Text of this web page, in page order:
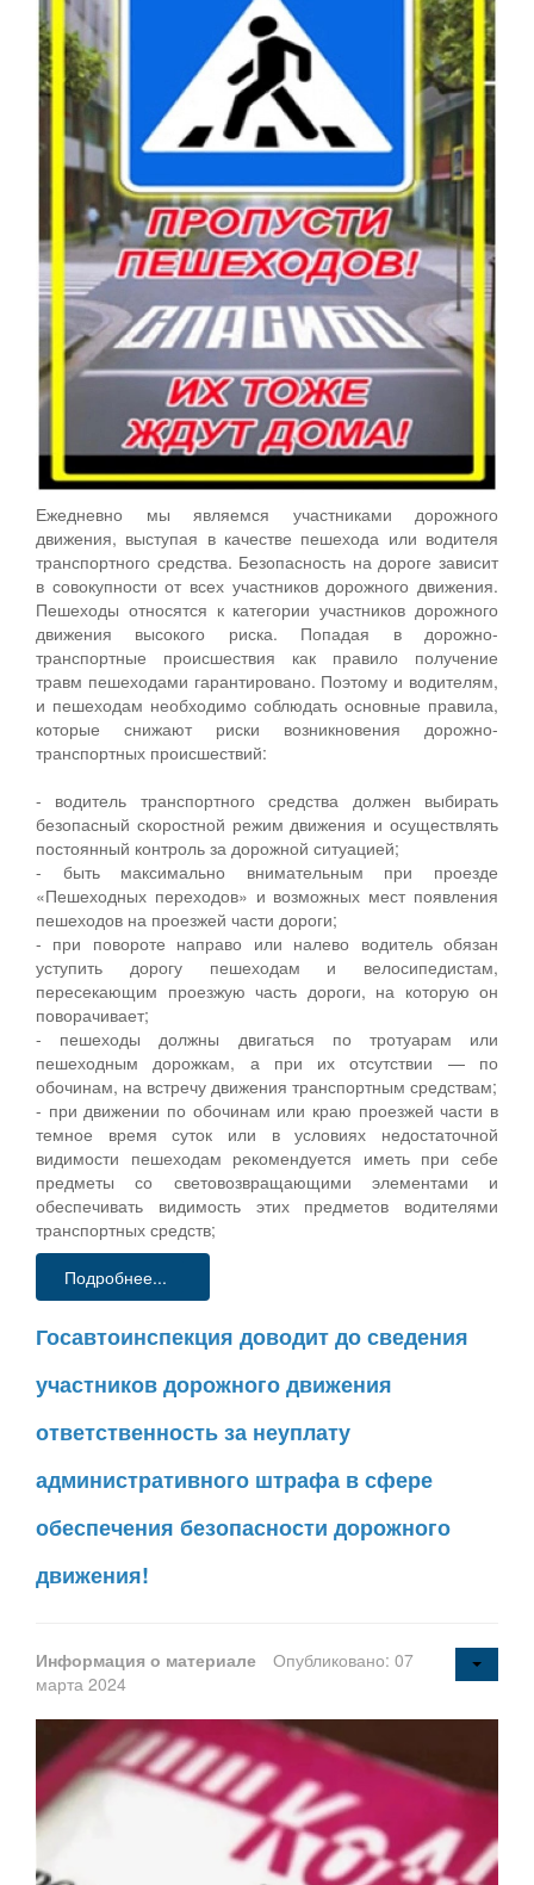
Ежедневно мы являемся участниками дорожного
движения, выступая в качестве пешехода или водителя
транспортного средства. Безопасность на дороге зависит
в совокупности от всех участников дорожного движения.
Пешеходы относятся к категории участников дорожного
движения высокого риска. Попадая в дорожно-
транспортные происшествия как правило получение
травм пешеходами гарантировано. Поэтому и водителям,
и пешеходам необходимо соблюдать основные правила,
которые снижают риски возникновения дорожно-
транспортных происшествий:
- водитель транспортного средства должен выбирать
безопасный скоростной режим движения и осуществлять
постоянный контроль за дорожной ситуацией;
- быть максимально внимательным при проезде
«Пешеходных переходов» и возможных мест появления
пешеходов на проезжей части дороги;
- при повороте направо или налево водитель обязан
уступить дорогу пешеходам и велосипедистам,
пересекающим проезжую часть дороги, на которую он
поворачивает;
- пешеходы должны двигаться по тротуарам или
пешеходным дорожкам, а при их отсутствии — по
обочинам, на встречу движения транспортным средствам;
- при движении по обочинам или краю проезжей части в
темное время суток или в условиях недостаточной
видимости пешеходам рекомендуется иметь при себе
предметы со световозвращающими элементами и
обеспечивать видимость этих предметов водителями
транспортных средств;
Подробнее...
Госавтоинспекция доводит до сведения
участников дорожного движения
ответственность за неуплату
административного штрафа в сфере
обеспечения безопасности дорожного
движения!
Информация о материале
Опубликовано: 07
марта 2024